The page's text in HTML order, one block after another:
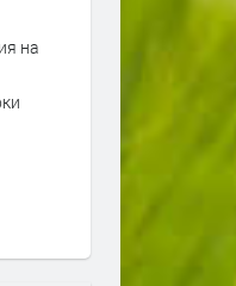
А бедните българи
на